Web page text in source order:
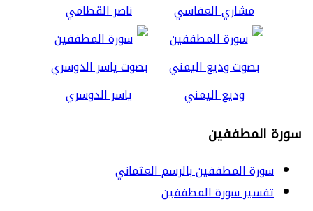
مشاري العفاسي ناصر القطامي
وديع اليمني ياسر الدوسري
سورة المطففين
سورة المطففين بالرسم العثماني
تفسير سورة المطففين